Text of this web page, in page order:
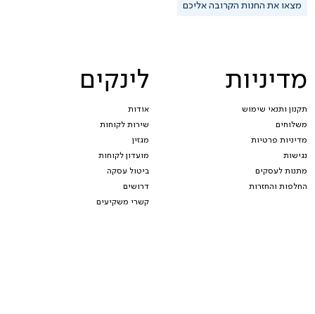
מדיניות
תקנון ותנאי שימוש
משלוחים
מדיניות פרטיות
נגישות
מתנות לעסקים
החלפות והחזרות
לינקים
אודות
שירות לקוחות
מגזין
מועדון לקוחות
ביטול עסקה
דרושים
קשרי משקיעים
מצאו את החנות הקרובה אליכם